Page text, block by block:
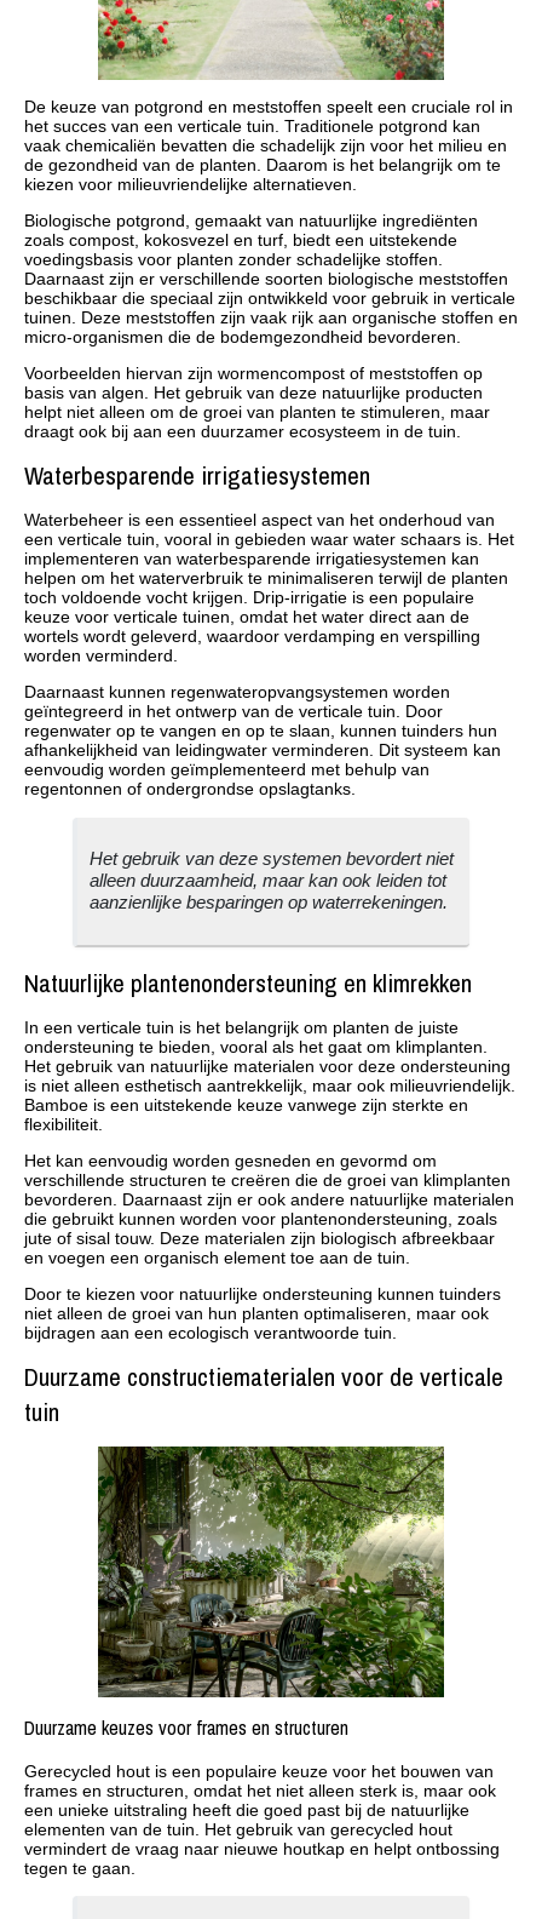
De keuze van potgrond en meststoffen speelt een cruciale rol in
het succes van een verticale tuin. Traditionele potgrond kan
vaak chemicaliën bevatten die schadelijk zijn voor het milieu en
de gezondheid van de planten. Daarom is het belangrijk om te
kiezen voor milieuvriendelijke alternatieven.
Biologische potgrond, gemaakt van natuurlijke ingrediënten
zoals compost, kokosvezel en turf, biedt een uitstekende
voedingsbasis voor planten zonder schadelijke stoffen.
Daarnaast zijn er verschillende soorten biologische meststoffen
beschikbaar die speciaal zijn ontwikkeld voor gebruik in verticale
tuinen. Deze meststoffen zijn vaak rijk aan organische stoffen en
micro-organismen die de bodemgezondheid bevorderen.
Voorbeelden hiervan zijn wormencompost of meststoffen op
basis van algen. Het gebruik van deze natuurlijke producten
helpt niet alleen om de groei van planten te stimuleren, maar
draagt ook bij aan een duurzamer ecosysteem in de tuin.
Waterbesparende irrigatiesystemen
Waterbeheer is een essentieel aspect van het onderhoud van
een verticale tuin, vooral in gebieden waar water schaars is. Het
implementeren van waterbesparende irrigatiesystemen kan
helpen om het waterverbruik te minimaliseren terwijl de planten
toch voldoende vocht krijgen. Drip-irrigatie is een populaire
keuze voor verticale tuinen, omdat het water direct aan de
wortels wordt geleverd, waardoor verdamping en verspilling
worden verminderd.
Daarnaast kunnen regenwateropvangsystemen worden
geïntegreerd in het ontwerp van de verticale tuin. Door
regenwater op te vangen en op te slaan, kunnen tuinders hun
afhankelijkheid van leidingwater verminderen. Dit systeem kan
eenvoudig worden geïmplementeerd met behulp van
regentonnen of ondergrondse opslagtanks.
Het gebruik van deze systemen bevordert niet
alleen duurzaamheid, maar kan ook leiden tot
aanzienlijke besparingen op waterrekeningen.
Natuurlijke plantenondersteuning en klimrekken
In een verticale tuin is het belangrijk om planten de juiste
ondersteuning te bieden, vooral als het gaat om klimplanten.
Het gebruik van natuurlijke materialen voor deze ondersteuning
is niet alleen esthetisch aantrekkelijk, maar ook milieuvriendelijk.
Bamboe is een uitstekende keuze vanwege zijn sterkte en
flexibiliteit.
Het kan eenvoudig worden gesneden en gevormd om
verschillende structuren te creëren die de groei van klimplanten
bevorderen. Daarnaast zijn er ook andere natuurlijke materialen
die gebruikt kunnen worden voor plantenondersteuning, zoals
jute of sisal touw. Deze materialen zijn biologisch afbreekbaar
en voegen een organisch element toe aan de tuin.
Door te kiezen voor natuurlijke ondersteuning kunnen tuinders
niet alleen de groei van hun planten optimaliseren, maar ook
bijdragen aan een ecologisch verantwoorde tuin.
Duurzame constructiematerialen voor de verticale
tuin
Duurzame keuzes voor frames en structuren
Gerecycled hout is een populaire keuze voor het bouwen van
frames en structuren, omdat het niet alleen sterk is, maar ook
een unieke uitstraling heeft die goed past bij de natuurlijke
elementen van de tuin. Het gebruik van gerecycled hout
vermindert de vraag naar nieuwe houtkap en helpt ontbossing
tegen te gaan.